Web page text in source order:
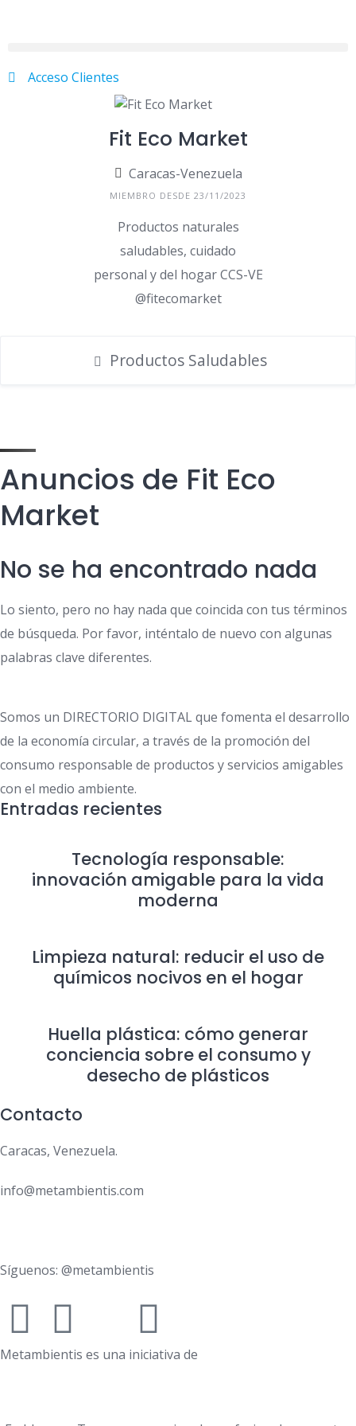
Acceso Clientes
Fit Eco Market
Caracas-Venezuela
MIEMBRO DESDE 23/11/2023
Productos naturales
saludables, cuidado
personal y del hogar CCS-VE
@fitecomarket
Productos Saludables
Anuncios de Fit Eco
Market
No se ha encontrado nada
Lo siento, pero no hay nada que coincida con tus términos
de búsqueda. Por favor, inténtalo de nuevo con algunas
palabras clave diferentes.
Somos un DIRECTORIO DIGITAL que fomenta el desarrollo
de la economía circular, a través de la promoción del
consumo responsable de productos y servicios amigables
con el medio ambiente.
Entradas recientes
Tecnología responsable:
innovación amigable para la vida
moderna
Limpieza natural: reducir el uso de
químicos nocivos en el hogar
Huella plástica: cómo generar
conciencia sobre el consumo y
desecho de plásticos
Contacto
Caracas, Venezuela.
info@metambientis.com
Síguenos: @metambientis
Metambientis es una iniciativa de